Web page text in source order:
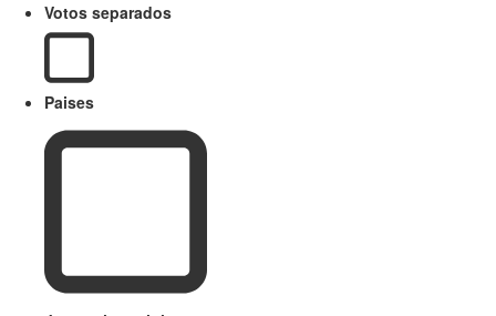
Votos separados
Paises